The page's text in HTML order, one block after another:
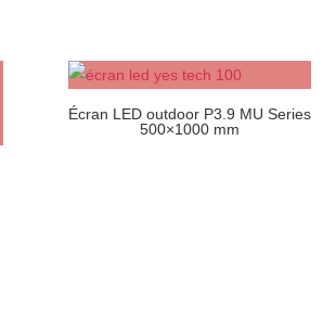
Écran LED outdoor P3.9 MU Series
500×1000 mm